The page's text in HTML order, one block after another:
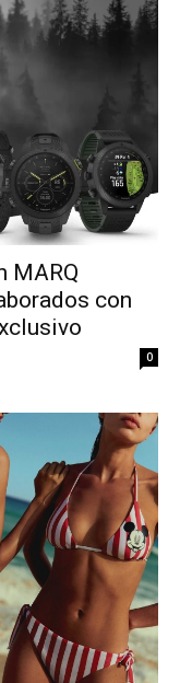
MARQ
con
0